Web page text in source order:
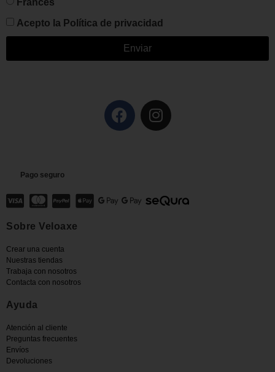
Acepto la Política de privacidad
Enviar
Pago seguro
Sobre Veloaxe
Crear una cuenta
Nuestras tiendas
Trabaja con nosotros
Contacta con nosotros
Ayuda
Atención al cliente
Preguntas frecuentes
Envíos
Devoluciones